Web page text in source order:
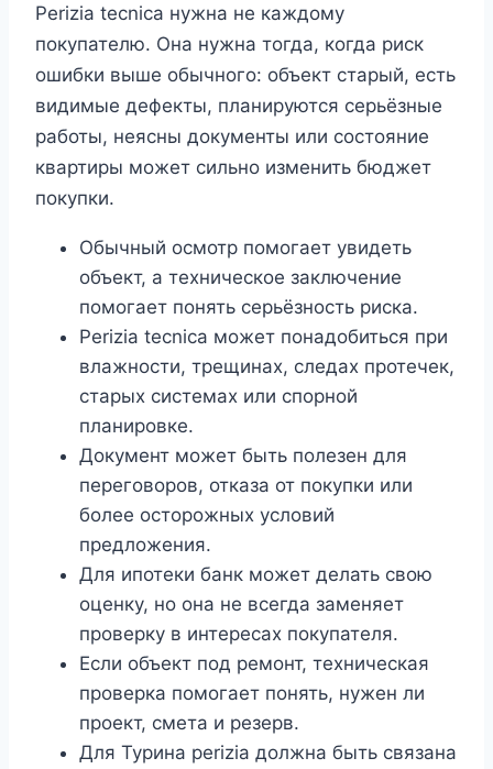
Perizia tecnica нужна не каждому
покупателю. Она нужна тогда, когда риск
ошибки выше обычного: объект старый, есть
видимые дефекты, планируются серьёзные
работы, неясны документы или состояние
квартиры может сильно изменить бюджет
покупки.
Обычный осмотр помогает увидеть
объект, а техническое заключение
помогает понять серьёзность риска.
Perizia tecnica может понадобиться при
влажности, трещинах, следах протечек,
старых системах или спорной
планировке.
Документ может быть полезен для
переговоров, отказа от покупки или
более осторожных условий
предложения.
Для ипотеки банк может делать свою
оценку, но она не всегда заменяет
проверку в интересах покупателя.
Если объект под ремонт, техническая
проверка помогает понять, нужен ли
проект, смета и резерв.
Для Турина perizia должна быть связана